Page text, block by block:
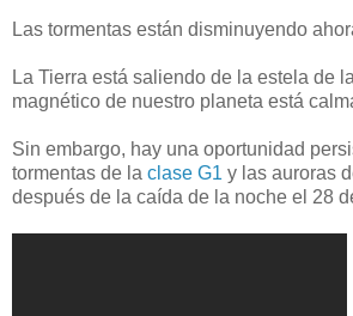
Las tormentas están disminuyendo
La Tierra está saliendo de la estela de
magnético de nuestro planeta está
Sin embargo, hay una oportunidad
tormentas de la clase G1 y las auroras
después de la caída de la noche el 28